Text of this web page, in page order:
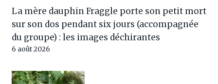
La mère dauphin Fraggle porte son petit mort
sur son dos pendant six jours (accompagnée
du groupe) : les images déchirantes
6 août 2026